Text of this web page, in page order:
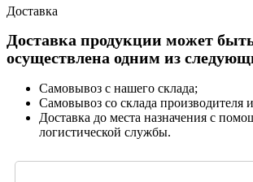
Доставка
Доставка продукции может
осуществлена одним из
Самовывоз с нашего склада;
Самовывоз со склада производителя
Доставка до места назначения с
логистической службы.